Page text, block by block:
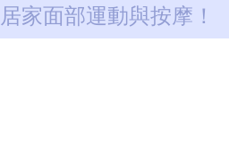
家面部運動與按摩！